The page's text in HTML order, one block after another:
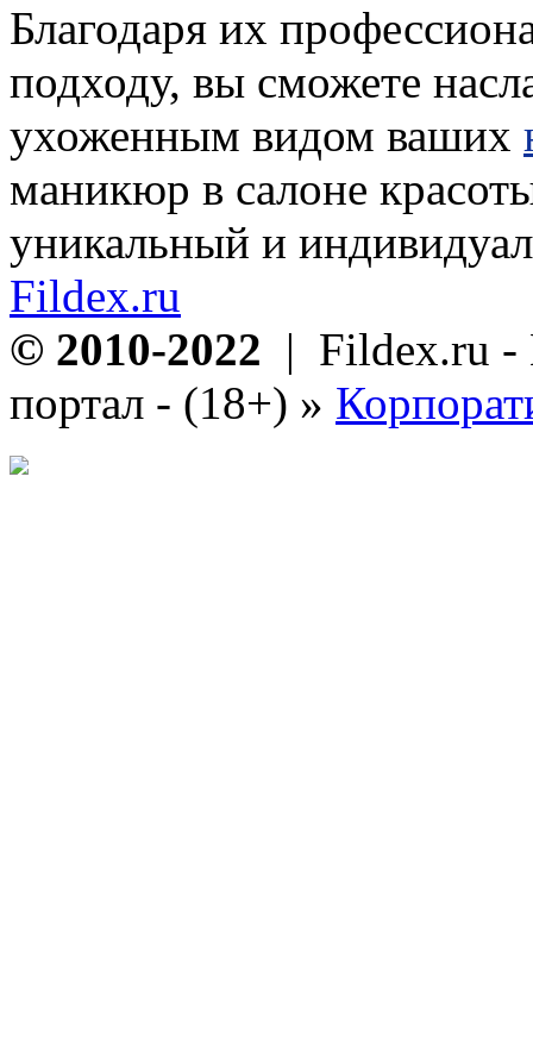
Благодаря их
подходу, вы сможете
ухоженным видом ваших
маникюр в салоне
уникальный и
Fildex.ru
© 2010-2022 | Fildex.ru -
портал - (18+) »